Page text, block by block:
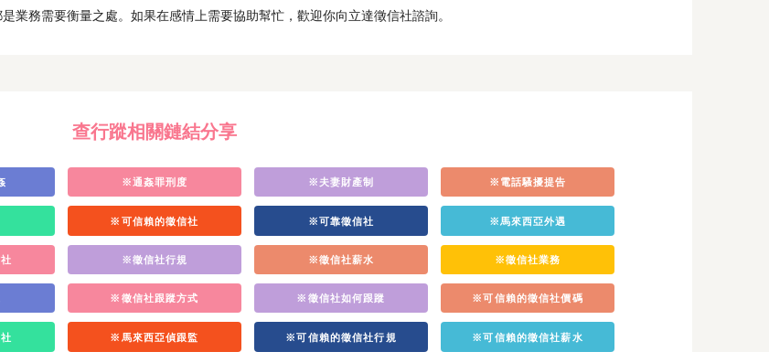
業務需要衡量之處。如果在感情上需要協助幫忙，歡迎你向立達徵信社諮詢。
查行蹤相關鏈結分享
※通姦罪刑度 ※夫妻財產制 ※電話騷擾提告
※可信賴的徵信社 ※可靠徵信社 ※馬來西亞外遇
※徵信社行規 ※徵信社薪水 ※徵信社業務
※徵信社跟蹤方式 ※徵信社如何跟蹤 ※可信賴的徵信社價碼
※馬來西亞偵跟監 ※可信賴的徵信社行規 ※可信賴的徵信社薪水